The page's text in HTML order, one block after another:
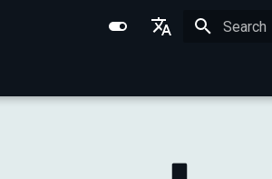
Português (BR)